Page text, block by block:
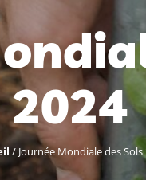
2024
/ Journée Mondiale des Sols